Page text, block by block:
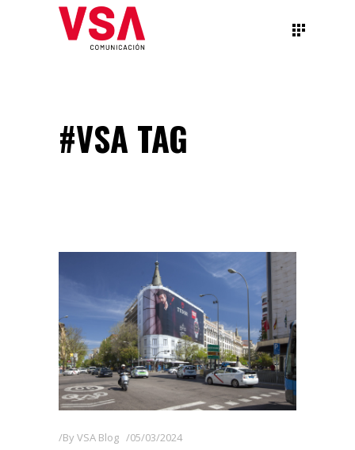
#VSA TAG
ByVSA Blog 05/03/2024